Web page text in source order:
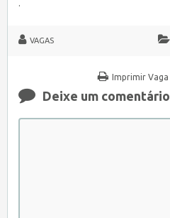
.
VAGAS
Imprimir Vaga
Deixe um comentário